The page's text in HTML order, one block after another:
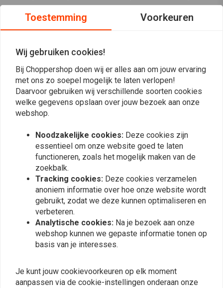
Past bij
81-88 BT Shovel en Evo
Reviews
(0 beoordelingen)
Plaats ook een review
Vergelijkbare producten
Toestemming Voorkeuren
Wij gebruiken cookies!
Bij Choppershop doen wij er alles aan om jouw ervaring
met ons zo soepel mogelijk te laten verlopen!
Daarvoor gebruiken wij verschillende soorten cookies
welke gegevens opslaan over jouw bezoek aan onze
webshop.
Noodzakelijke cookies: Deze cookies zijn
essentieel om onze website goed te laten
functioneren, zoals het mogelijk maken van de
zoekbalk.
Tracking cookies: Deze cookies verzamelen
anoniem informatie over hoe onze website wordt
gebruikt, zodat we deze kunnen optimaliseren en
verbeteren.
Analytische cookies: Na je bezoek aan onze
webshop kunnen we gepaste informatie tonen op
basis van je interesses.
Je kunt jouw cookievoorkeuren op elk moment
aanpassen via de cookie-instellingen onderaan onze